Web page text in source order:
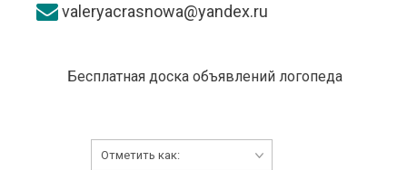
valeryacrasnowa@yandex.ru
Бесплатная доска объявлений логопеда